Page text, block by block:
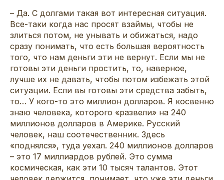
– Да. С долгами такая вот интересная ситуация.
Все-таки когда нас просят взаймы, чтобы не
злиться потом, не унывать и обижаться, надо
сразу понимать, что есть большая вероятность
того, что нам деньги эти не вернут. Если мы не
готовы эти деньги простить, то, наверное,
лучше их не давать, чтобы потом избежать этой
ситуации. Если вы готовы эти средства забыть,
то… У кого-то это миллион долларов. Я косвенно
знаю человека, которого «развели» на 240
миллионов долларов в Америке. Русский
человек, наш соотечественник. Здесь
«поднялся», туда уехал. 240 миллионов долларов
– это 17 миллиардов рублей. Это сумма
космическая, как эти 10 тысяч талантов. Этот